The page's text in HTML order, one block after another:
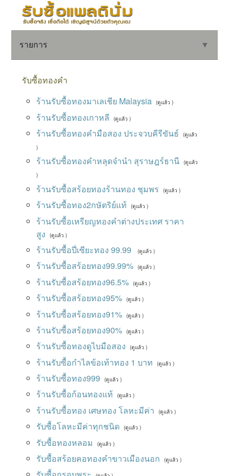
รายการ ▼
รับซื้อทองคำ
ร้านรับซื้อทองมาเลเชีย Malaysia
(ดูแล้ว )
ร้านรับซื้อทองเกาหลี (ดูแล้ว )
ร้านรับซื้อทองคำมือสอง ประจวบคีรีขันธ์
(ดูแล้ว
)
ร้านรับซื้อทองคำหลุดจำนำ สุราษฎร์ธานี
(ดูแล้ว
)
ร้านรับซื้อสร้อยทองร้านทอง ชุมพร (ดูแล้ว )
ร้านรับซื้อทอง2กษัตริย์แท้ (ดูแล้ว )
ร้านรับซื้อเหรียญทองคําต่างประเทศ ราคา
สูง
(ดูแล้ว )
ร้านรับซื้อปี่เซียะทอง 99.99 (ดูแล้ว )
ร้านรับซื้อสร้อยทอง99.99% (ดูแล้ว )
ร้านรับซื้อสร้อยทอง96.5% (ดูแล้ว )
ร้านรับซื้อสร้อยทอง95% (ดูแล้ว )
ร้านรับซื้อสร้อยทอง91% (ดูแล้ว )
ร้านรับซื้อสร้อยทอง90% (ดูแล้ว )
ร้านรับซื้อทองดูไบมือสอง (ดูแล้ว )
ร้านรับซื้อกําไลข้อเท้าทอง 1 บาท (ดูแล้ว )
ร้านรับซื้อทอง999 (ดูแล้ว )
ร้านรับซื้อก้อนทองแท้ (ดูแล้ว )
ร้านรับซื้อทอง เศษทอง โลหะมีค่า (ดูแล้ว )
รับซื้อโลหะมีค่าทุกชนิด (ดูแล้ว )
รับซื้อทองหลอม (ดูแล้ว )
รับซื้อสร้อยคอทองคำขาวเมืองนอก (ดูแล้ว )